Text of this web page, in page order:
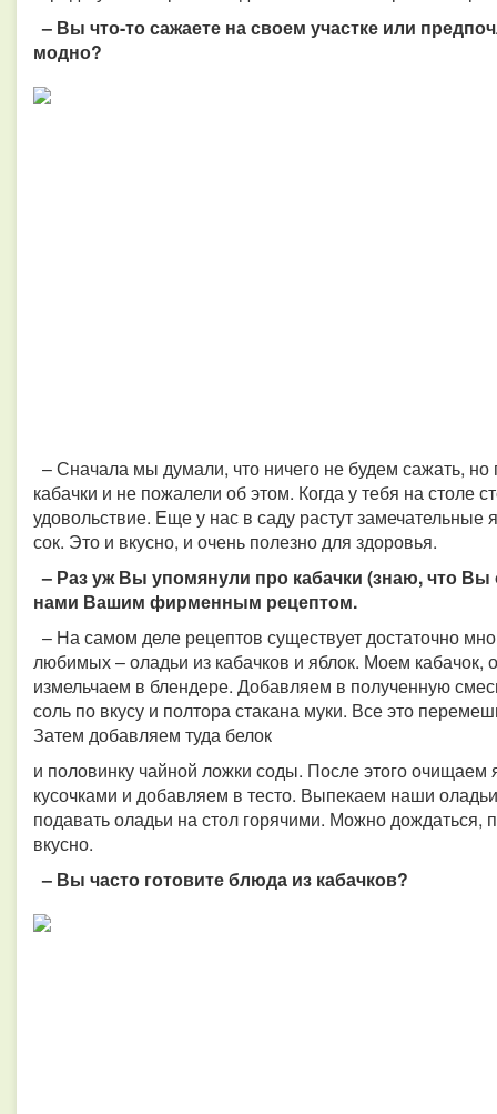
– Вы что-то сажаете на своем участке или
модно?
– Сначала мы думали, что ничего не будем сажать,
кабачки и не пожалели об этом. Когда у тебя на столе
удовольствие. Еще у нас в саду растут
сок. Это и вкусно, и очень полезно для здоровья.
– Раз уж Вы упомянули про кабачки (знаю, что
нами Вашим фирменным рецептом.
– На самом деле рецептов существует достаточно
любимых – оладьи из кабачков и яблок. Моем
измельчаем в блендере. Добавляем в полученную
соль по вкусу и полтора стакана муки. Все это
Затем добавляем туда белок
и половинку чайной ложки соды. После этого очищаем
кусочками и добавляем в тесто. Выпекаем наши
подавать оладьи на стол горячими. Можно дождаться,
вкусно.
– Вы часто готовите блюда из кабачков?